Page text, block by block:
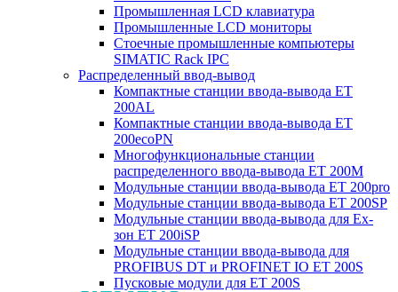
Промышленная LCD клавиатура
Промышленные LCD мониторы
Стоечные промышленные компьютеры
SIMATIC Rack IPC
Распределенный ввод-вывод
Компактные станции ввода-вывода ET
200AL
Компактные станции ввода-вывода ET
200ecoPN
Многофункциональные станции
распределенного ввода-вывода ET 200M
Модульные станции ввода-вывода ET 200pro
Модульные станции ввода-вывода ET 200SP
Модульные станции ввода-вывода для Ex-
зон ET 200iSP
Модульные станции ввода-вывода для
PROFIBUS DT и PROFINET IO ET 200S
Пусковые модули для ET 200S